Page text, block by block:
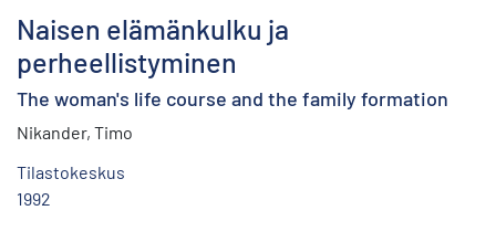
Naisen elämänkulku ja
perheellistyminen
The woman's life course and the family formation
Nikander, Timo
Tilastokeskus
1992